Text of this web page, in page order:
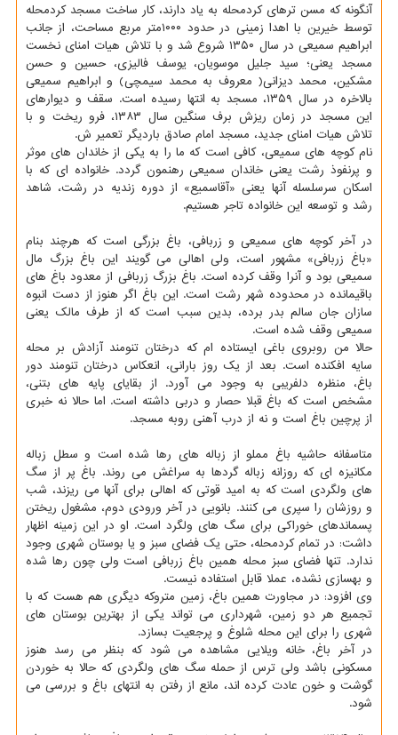
آنگونه که مسن ترهای کردمحله به یاد دارند، کار ساخت مسجد کردمحله
توسط خیرین با اهدا زمینی در حدود ۱۰۰۰متر مربع مساحت، از جانب
ابراهیم سمیعی در سال ۱۳۵۰ شروع شد و با تلاش هیات امنای نخست
مسجد یعنی؛ سید جلیل موسویان، یوسف فالیزی، حسین و حسن
مشکین، محمد دیزانی( معروف به محمد سیمچی) و ابراهیم سمیعی
بالاخره در سال ۱۳۵۹، مسجد به انتها رسیده است. سقف و دیوارهای
این مسجد در زمان ریزش برف سنگین سال ۱۳۸۳، فرو ریخت و با
تلاش هیات امنای جدید، مسجد امام صادق باردیگر تعمیر ش.
نام کوچه های سمیعی، کافی است که ما را به یکی از خاندان های موثر
و پرنفوذ رشت یعنی خاندان سمیعی رهنمون گردد. خانواده ای که با
اسکان سرسلسله آنها یعنی «آقاسمیع» از دوره زندیه در رشت، شاهد
رشد و توسعه این خانواده تاجر هستیم.
در آخر کوچه های سمیعی و زربافی، باغ بزرگی است که هرچند بنام
«باغ زربافی» مشهور است، ولی اهالی می گویند این باغ بزرگ مال
سمیعی بود و آنرا وقف کرده است. باغ بزرگ زربافی از معدود باغ های
باقیمانده در محدوده شهر رشت است. این باغ اگر هنوز از دست انبوه
سازان جان سالم بدر برده، بدین سبب است که از طرف مالک یعنی
سمیعی وقف شده است.
حالا من روبروی باغی ایستاده ام که درختان تنومند آزادش بر محله
سایه افکنده است. بعد از یک روز بارانی، انعکاس درختان تنومند دور
باغ، منظره دلفریبی به وجود می آورد. از بقایای پایه های بتنی،
مشخص است که باغ قبلا حصار و دربی داشته است. اما حالا نه خبری
از پرچین باغ است و نه از درب آهنی روبه مسجد.
متاسفانه حاشیه باغ مملو از زباله های رها شده است و سطل زباله
مکانیزه ای که روزانه زباله گردها به سراغش می روند. باغ پر از سگ
های ولگردی است که به امید قوتی که اهالی برای آنها می ریزند، شب
و روزشان را سپری می کنند. بانویی در آخر ورودی دوم، مشغول ریختن
پسماندهای خوراکی برای سگ های ولگرد است. او در این زمینه اظهار
داشت: در تمام کردمحله، حتی یک فضای سبز و یا بوستان شهری وجود
ندارد. تنها فضای سبز محله همین باغ زربافی است ولی چون رها شده
و بهسازی نشده، عملا قابل استفاده نیست.
وی افزود: در مجاورت همین باغ، زمین متروکه دیگری هم هست که با
تجمیع هر دو زمین، شهرداری می تواند یکی از بهترین بوستان های
شهری را برای این محله شلوغ و پرجعیت بسازد.
در آخر باغ، خانه ویلایی مشاهده می شود که بنظر می رسد هنوز
مسکونی باشد ولی ترس از حمله سگ های ولگردی که حالا به خوردن
گوشت و خون عادت کرده اند، مانع از رفتن به انتهای باغ و بررسی می
شود.